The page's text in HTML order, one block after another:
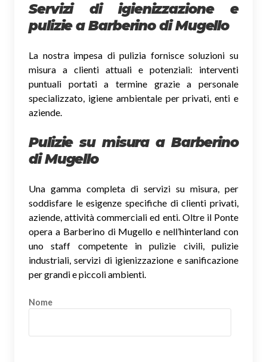
Servizi di igienizzazione e
pulizie a Barberino di Mugello
La nostra impesa di pulizia fornisce soluzioni su
misura a clienti attuali e potenziali: interventi
puntuali portati a termine grazie a personale
specializzato, igiene ambientale per privati, enti e
aziende.
Pulizie su misura a Barberino
di Mugello
Una gamma completa di servizi su misura, per
soddisfare le esigenze specifiche di clienti privati,
aziende, attività commerciali ed enti. Oltre il Ponte
opera a Barberino di Mugello e nell’hinterland con
uno staff competente in pulizie civili, pulizie
industriali, servizi di igienizzazione e sanificazione
per grandi e piccoli ambienti.
Nome